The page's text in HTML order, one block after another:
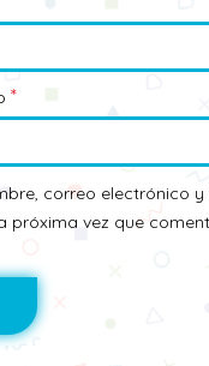
*
correo electrónico y
próxima vez que